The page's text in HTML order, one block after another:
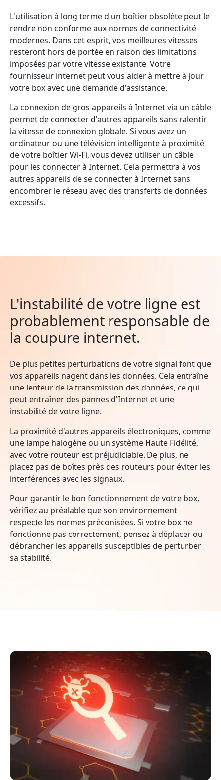
L'utilisation à long terme d'un boîtier obsolète peut le
rendre non conforme aux normes de connectivité
modernes. Dans cet esprit, vos meilleures vitesses
resteront hors de portée en raison des limitations
imposées par votre vitesse existante. Votre
fournisseur internet peut vous aider à mettre à jour
votre box avec une demande d'assistance.
La connexion de gros appareils à Internet via un câble
permet de connecter d'autres appareils sans ralentir
la vitesse de connexion globale. Si vous avez un
ordinateur ou une télévision intelligente à proximité
de votre boîtier Wi-Fi, vous devez utiliser un câble
pour les connecter à Internet. Cela permettra à vos
autres appareils de se connecter à Internet sans
encombrer le réseau avec des transferts de données
excessifs.
L'instabilité de votre ligne est
probablement responsable de
la coupure internet.
De plus petites perturbations de votre signal font que
vos appareils nagent dans les données. Cela entraîne
une lenteur de la transmission des données, ce qui
peut entraîner des pannes d'Internet et une
instabilité de votre ligne.
La proximité d'autres appareils électroniques, comme
une lampe halogène ou un système Haute Fidélité,
avec votre routeur est préjudiciable. De plus, ne
placez pas de boîtes près des routeurs pour éviter les
interférences avec les signaux.
Pour garantir le bon fonctionnement de votre box,
vérifiez au préalable que son environnement
respecte les normes préconisées. Si votre box ne
fonctionne pas correctement, pensez à déplacer ou
débrancher les appareils susceptibles de perturber
sa stabilité.